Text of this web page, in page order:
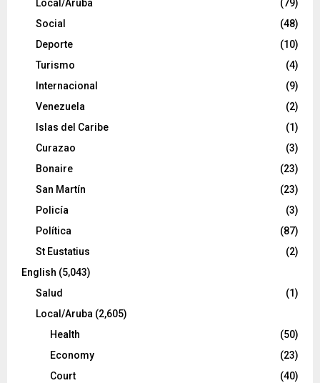
Local/Aruba
(79)
Social
(48)
Deporte
(10)
Turismo
(4)
Internacional
(9)
Venezuela
(2)
Islas del Caribe
(1)
Curazao
(3)
Bonaire
(23)
San Martín
(23)
Policía
(3)
Política
(87)
St Eustatius
(2)
English (5,043)
Salud
(1)
Local/Aruba (2,605)
Health
(50)
Economy
(23)
Court
(40)